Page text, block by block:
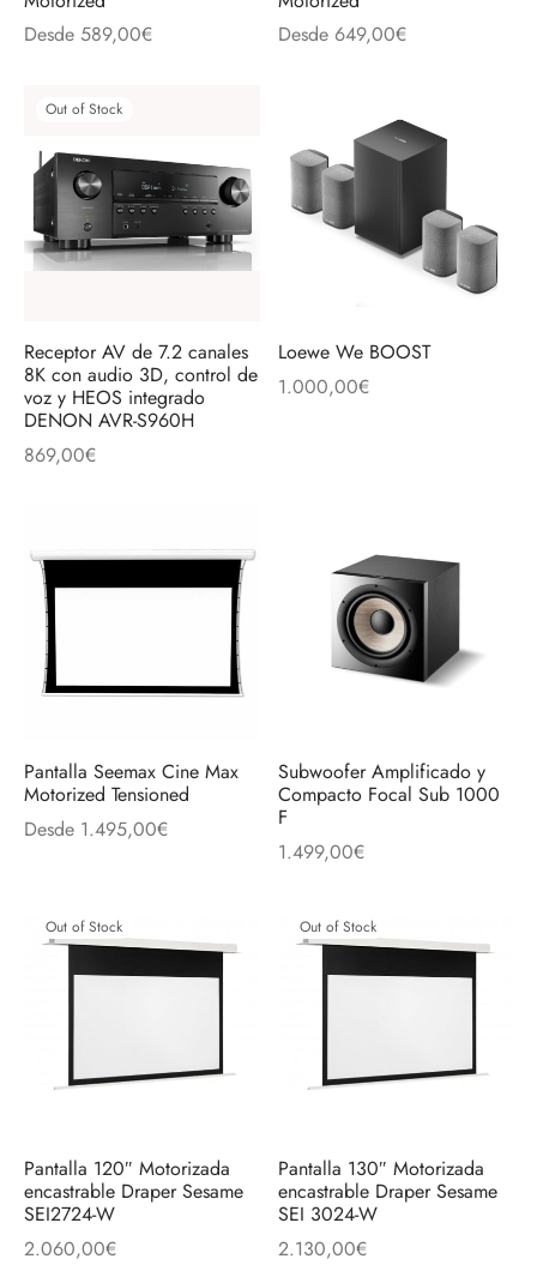
Desde 589,00€
Desde 649,00€
Out of Stock
Receptor AV de 7.2 canales
8K con audio 3D, control de
voz y HEOS integrado
DENON AVR-S960H
869,00€
Loewe We BOOST
1.000,00€
Pantalla Seemax Cine Max
Motorized Tensioned
Desde 1.495,00€
Subwoofer Amplificado y
Compacto Focal Sub 1000
F
1.499,00€
Out of Stock
Pantalla 120″ Motorizada
encastrable Draper Sesame
SEI2724-W
2.060,00€
Out of Stock
Pantalla 130″ Motorizada
encastrable Draper Sesame
SEI 3024-W
2.130,00€
en Informática